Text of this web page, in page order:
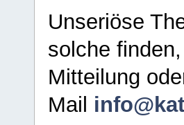
Unseriöse
solche
Mitteilung
Mail